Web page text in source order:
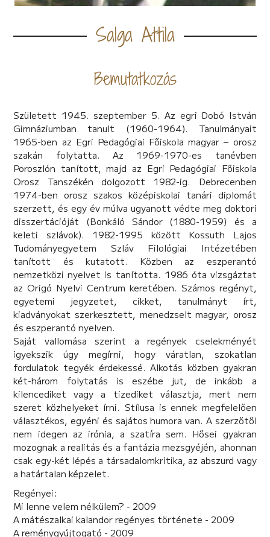
Salga Attila
Bemutatkozás
Született 1945. szeptember 5. Az egri Dobó István
Gimnáziumban tanult (1960-1964). Tanulmányait
1965-ben az Egri Pedagógiai Főiskola magyar – orosz
szakán folytatta. Az 1969-1970-es tanévben
Poroszlón tanított, majd az Egri Pedagógiai Főiskola
Orosz Tanszékén dolgozott 1982-ig. Debrecenben
1974-ben orosz szakos középiskolai tanári diplomát
szerzett, és egy év múlva ugyanott védte meg doktori
disszertációját (Bonkáló Sándor (1880-1959) és a
keleti szlávok). 1982-1995 között Kossuth Lajos
Tudományegyetem Szláv Filológiai Intézetében
tanított és kutatott. Közben az eszperantó
nemzetközi nyelvet is tanította. 1986 óta vizsgáztat
az Origó Nyelvi Centrum keretében. Számos regényt,
egyetemi jegyzetet, cikket, tanulmányt írt,
kiadványokat szerkesztett, menedzselt magyar, orosz
és eszperantó nyelven.
Saját vallomása szerint a regények cselekményét
igyekszik úgy megírni, hogy váratlan, szokatlan
fordulatok tegyék érdekessé. Alkotás közben gyakran
két-három folytatás is eszébe jut, de inkább a
kilencediket vagy a tizediket választja, mert nem
szeret közhelyeket írni. Stílusa is ennek megfelelően
választékos, egyéni és sajátos humora van. A szerzőtől
nem idegen az irónia, a szatíra sem. Hősei gyakran
mozognak a realitás és a fantázia mezsgyéjén, ahonnan
csak egy-két lépés a társadalomkritika, az abszurd vagy
a határtalan képzelet.
Regényei:
Mi lenne velem nélkülem? - 2009
A mátészalkai kalandor regényes története - 2009
A reménygyújtogató - 2009